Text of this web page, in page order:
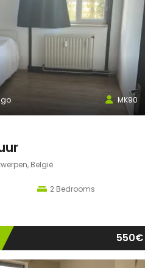
MK90
België
2 Bedrooms
550€